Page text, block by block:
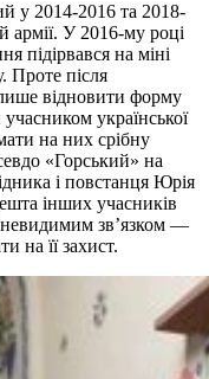
у 2014-2016 та 2018-
армії. У 2016-му році
підірвався на міні
Проте після
відновити форму
української
на них срібну
«Горський» на
і повстанця Юрія
інших учасників
невидимим зв’язком —
на її захист.